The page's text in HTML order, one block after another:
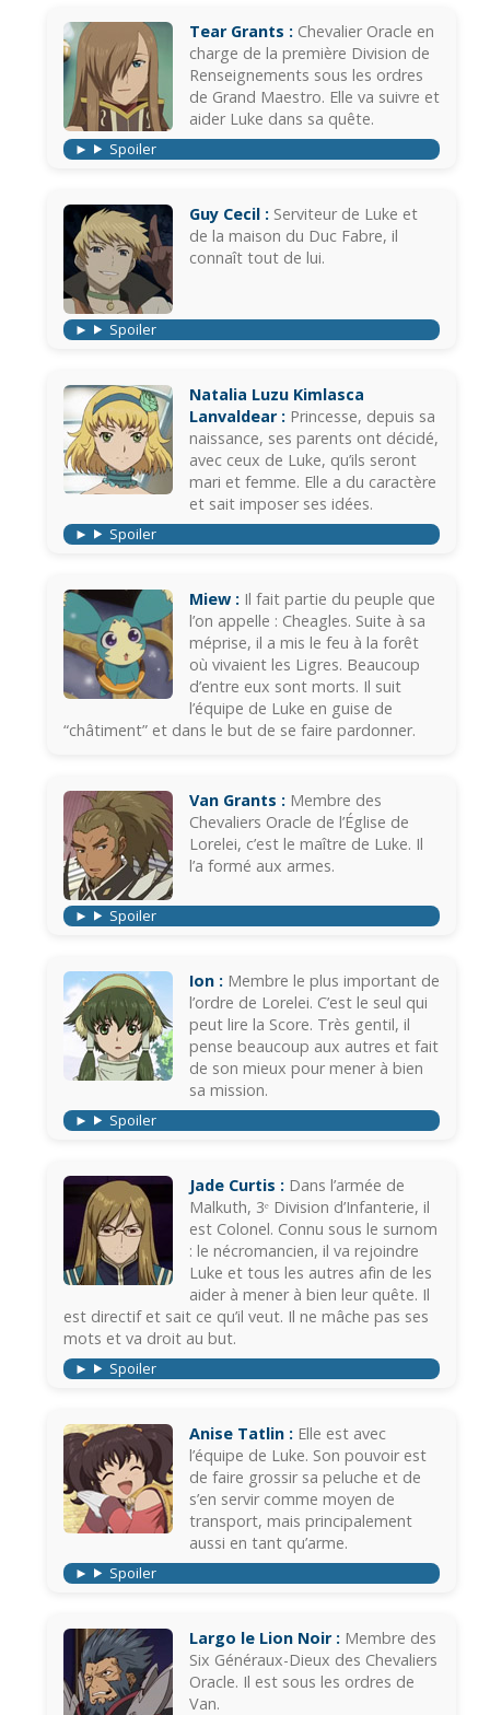
Tear Grants : Chevalier Oracle en
charge de la première Division de
Renseignements sous les ordres
de Grand Maestro. Elle va suivre et
aider Luke dans sa quête.
Spoiler
Guy Cecil : Serviteur de Luke et
de la maison du Duc Fabre, il
connaît tout de lui.
Spoiler
Natalia Luzu Kimlasca
Lanvaldear : Princesse, depuis sa
naissance, ses parents ont décidé,
avec ceux de Luke, qu’ils seront
mari et femme. Elle a du caractère
et sait imposer ses idées.
Spoiler
Miew : Il fait partie du peuple que
l’on appelle : Cheagles. Suite à sa
méprise, il a mis le feu à la forêt
où vivaient les Ligres. Beaucoup
d’entre eux sont morts. Il suit
l’équipe de Luke en guise de
“châtiment” et dans le but de se faire pardonner.
Van Grants : Membre des
Chevaliers Oracle de l’Église de
Lorelei, c’est le maître de Luke. Il
l’a formé aux armes.
Spoiler
Ion : Membre le plus important de
l’ordre de Lorelei. C’est le seul qui
peut lire la Score. Très gentil, il
pense beaucoup aux autres et fait
de son mieux pour mener à bien
sa mission.
Spoiler
Jade Curtis : Dans l’armée de
Malkuth, 3ᵉ Division d’Infanterie, il
est Colonel. Connu sous le surnom
: le nécromancien, il va rejoindre
Luke et tous les autres afin de les
aider à mener à bien leur quête. Il
est directif et sait ce qu’il veut. Il ne mâche pas ses
mots et va droit au but.
Spoiler
Anise Tatlin : Elle est avec
l’équipe de Luke. Son pouvoir est
de faire grossir sa peluche et de
s’en servir comme moyen de
transport, mais principalement
aussi en tant qu’arme.
Spoiler
Largo le Lion Noir : Membre des
Six Généraux-Dieux des Chevaliers
Oracle. Il est sous les ordres de
Van.